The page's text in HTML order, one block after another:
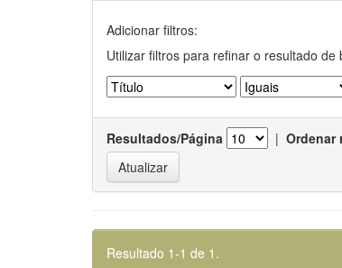
Adicionar filtros:
Utilizar filtros para refinar o resultado de
Resultados/Página | Ordenar
Resultado 1-1 de 1.